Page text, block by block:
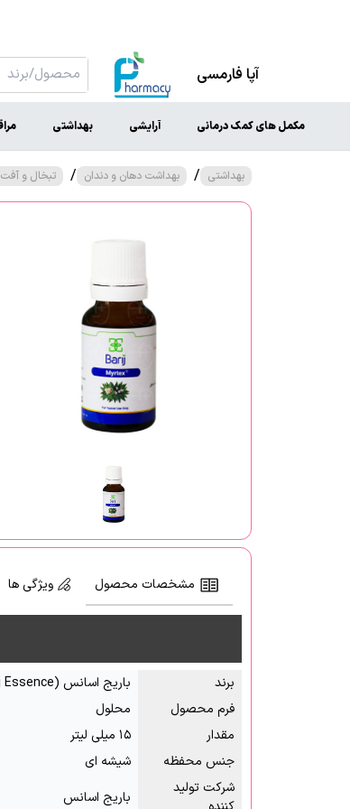
آپا فارمسی
مکمل های کمک درمانی آرایشی بهداشتی
بهداشتی / بهداشت دهان و دندان / تبخال و
مشخصات محصول ویژگی ها
برند باریج اسانس (Barij Essence)
فرم محصول
محلول
مقدار
۱۵ میلی لیتر
جنس محفظه
شیشه ای
شرکت تولید
باریج اسانس